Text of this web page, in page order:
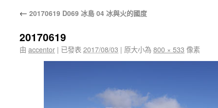
← 20170619 D069 冰島 04 冰與火的國度
20170619
由 accentor | 已發表2017/08/03 | 原大小為800 × 533 像素